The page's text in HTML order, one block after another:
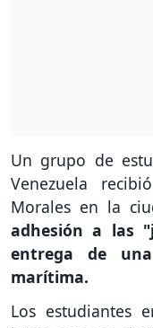
Un grupo de
Venezuela
Morales en la
adhesión a las
entrega de
marítima.
Los estudiantes